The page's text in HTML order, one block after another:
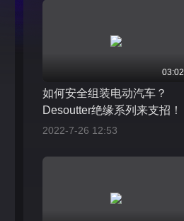
03:02
如何安全组装电动汽车？
Desoutter绝缘系列来支招！
2022-7-26 12:53